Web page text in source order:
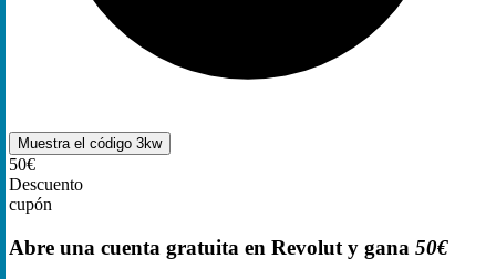
Muestra el código 3kw
50€
Descuento
cupón
Abre una cuenta gratuita en Revolut y gana 50€